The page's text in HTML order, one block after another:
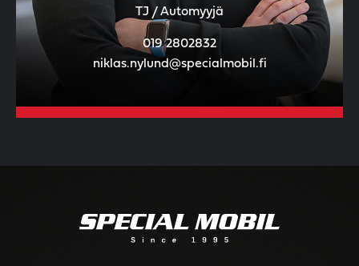
TJ / Automyyjä
019 2802832
niklas.nylund@specialmobil.fi